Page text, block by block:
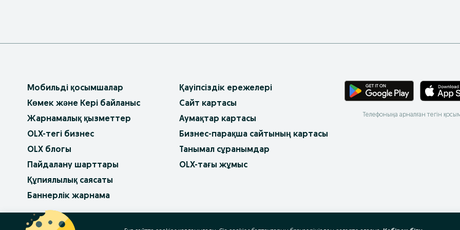
Мобильді қосымшалар
Көмек және Кері байланыс
Жарнамалық қызметтер
OLX-тегі бизнес
OLX блогы
Пайдалану шарттары
Құпиялылық саясаты
Баннерлік жарнама
Қауіпсіздік ережелері
Сайт картасы
Аумақтар картасы
Бизнес-парақша сайтының картасы
Танымал сұранымдар
OLX-тағы жұмыс
Телефоныңа арналған тегін
OLX.bg